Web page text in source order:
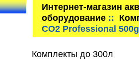
Интернет-магазин
оборудование ::
CO2 Professional
Комплекты до 300л